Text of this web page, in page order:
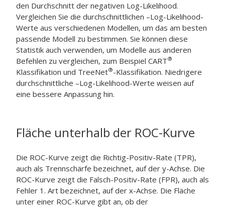
den Durchschnitt der negativen Log-Likelihood.
Vergleichen Sie die durchschnittlichen –Log-Likelihood-
Werte aus verschiedenen Modellen, um das am besten
passende Modell zu bestimmen. Sie können diese
Statistik auch verwenden, um Modelle aus anderen
Befehlen zu vergleichen, zum Beispiel CART®
Klassifikation und TreeNet®-Klassifikation. Niedrigere
durchschnittliche –Log-Likelihood-Werte weisen auf
eine bessere Anpassung hin.
Fläche unterhalb der ROC-Kurve
Die ROC-Kurve zeigt die Richtig-Positiv-Rate (TPR),
auch als Trennschärfe bezeichnet, auf der y-Achse. Die
ROC-Kurve zeigt die Falsch-Positiv-Rate (FPR), auch als
Fehler 1. Art bezeichnet, auf der x-Achse. Die Fläche
unter einer ROC-Kurve gibt an, ob der